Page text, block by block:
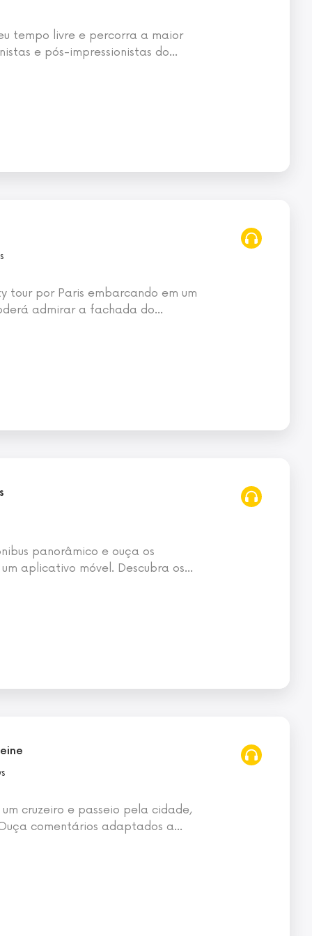
tempo livre e percorra a maior
e pós-impressionistas do…
tour por Paris embarcando em um
admirar a fachada do…
panorâmico e ouça os
aplicativo móvel. Descubra os…
cruzeiro e passeio pela cidade,
comentários adaptados a…